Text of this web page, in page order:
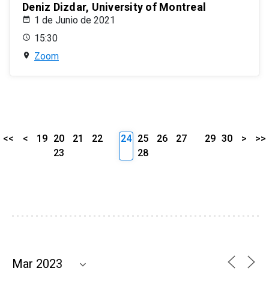
Deniz Dizdar, University of Montreal
1 de Junio de 2021
15:30
Zoom
<< < 19 20 21
22
23
24 25 26
27
28
29 30 > >>